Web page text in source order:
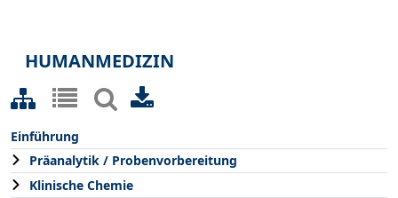
HUMANMEDIZIN
Einführung
Präanalytik / Probenvorbereitung
Klinische Chemie